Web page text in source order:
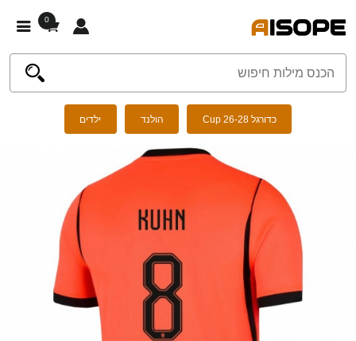
0
כדורגל Cup 26-28 הולנד ילדים